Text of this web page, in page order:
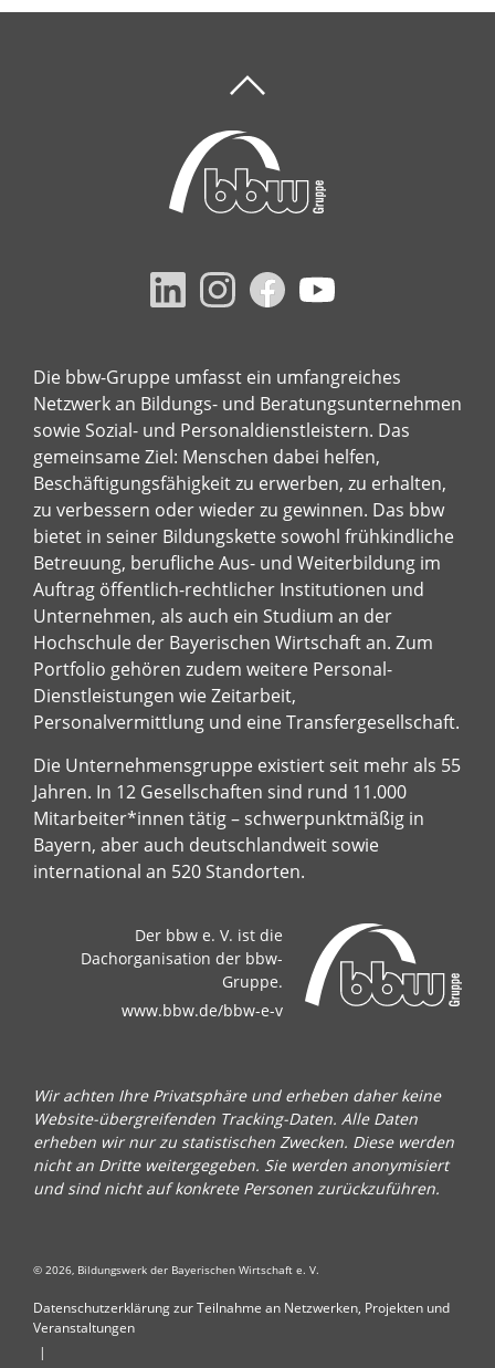
Die bbw-Gruppe umfasst ein umfangreiches
Netzwerk an Bildungs- und Beratungsunternehmen
sowie Sozial- und Personaldienstleistern. Das
gemeinsame Ziel: Menschen dabei helfen,
Beschäftigungsfähigkeit zu erwerben, zu erhalten,
zu verbessern oder wieder zu gewinnen. Das bbw
bietet in seiner Bildungskette sowohl frühkindliche
Betreuung, berufliche Aus- und Weiterbildung im
Auftrag öffentlich-rechtlicher Institutionen und
Unternehmen, als auch ein Studium an der
Hochschule der Bayerischen Wirtschaft an. Zum
Portfolio gehören zudem weitere Personal-
Dienstleistungen wie Zeitarbeit,
Personalvermittlung und eine Transfergesellschaft.
Die Unternehmensgruppe existiert seit mehr als 55
Jahren. In 12 Gesellschaften sind rund 11.000
Mitarbeiter*innen tätig – schwerpunktmäßig in
Bayern, aber auch deutschlandweit sowie
international an 520 Standorten.
Der bbw e. V. ist die
Dachorganisation der bbw-
Gruppe.
www.bbw.de/bbw-e-v
Wir achten Ihre Privatsphäre und erheben daher keine
Website-übergreifenden Tracking-Daten. Alle Daten
erheben wir nur zu statistischen Zwecken. Diese werden
nicht an Dritte weitergegeben. Sie werden anonymisiert
und sind nicht auf konkrete Personen zurückzuführen.
© 2026, Bildungswerk der Bayerischen Wirtschaft e. V.
Datenschutzerklärung zur Teilnahme an Netzwerken, Projekten und
Veranstaltungen